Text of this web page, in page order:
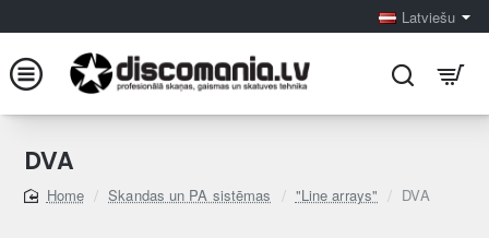
Latviešu
DVA
home
Skandas un PA sistēmas "Line arrays" DVA